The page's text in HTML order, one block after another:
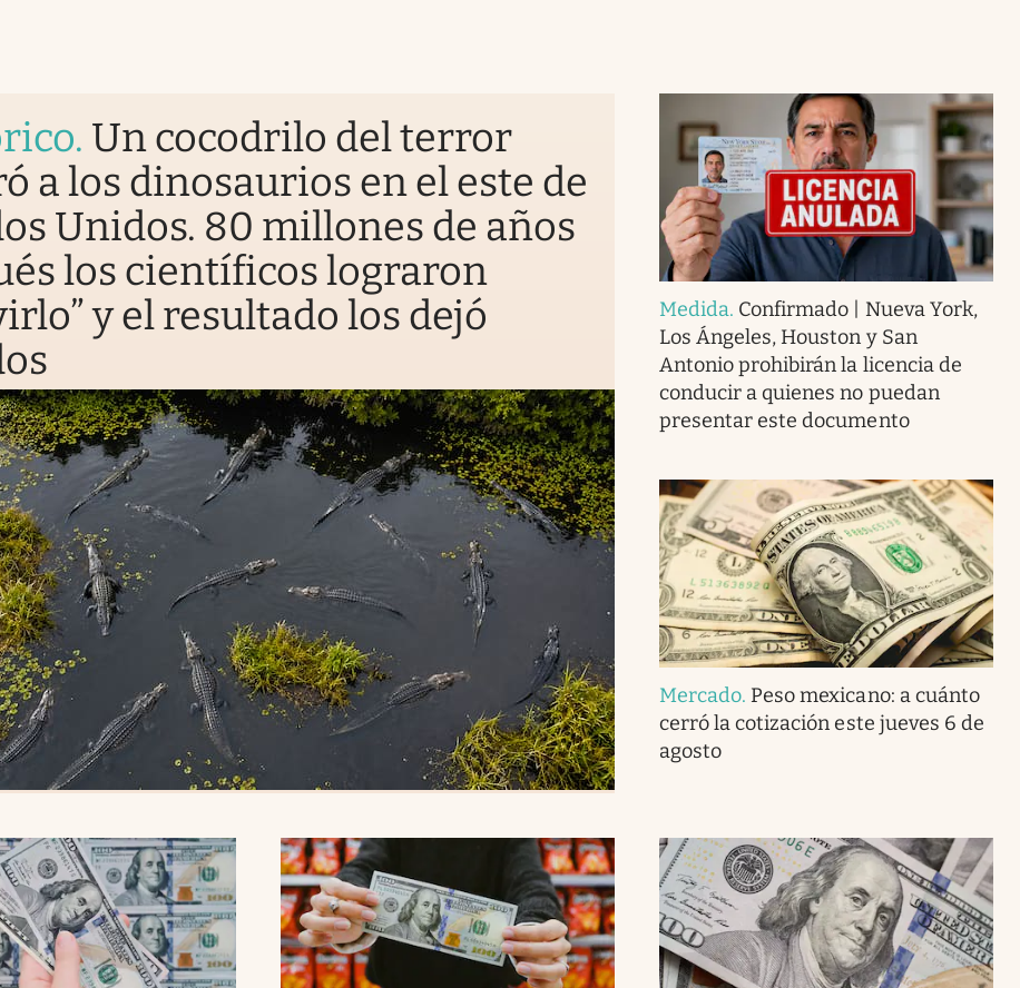
. Un cocodrilo del terror
a los dinosaurios en el este de
Unidos. 80 millones de años
los científicos lograron
y el resultado los dejó
Medida. Confirmado | Nueva York,
Los Ángeles, Houston y San
Antonio prohibirán la licencia de
conducir a quienes no puedan
presentar este documento
Mercado. Peso mexicano: a cuánto
cerró la cotización este jueves 6 de
agosto